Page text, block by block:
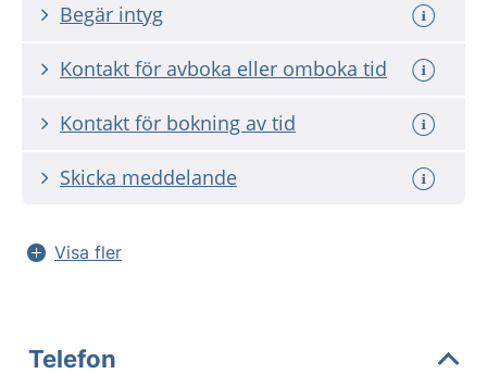
Begär intyg
Kontakt för avboka eller omboka tid
Kontakt för bokning av tid
Skicka meddelande
Visa fler
Telefon